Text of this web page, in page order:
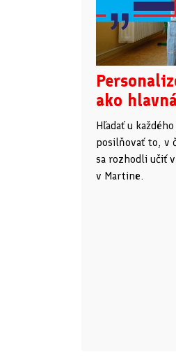
ako
Hľadať u
posilňovať to, v
sa rozhodli učiť
v Martine.